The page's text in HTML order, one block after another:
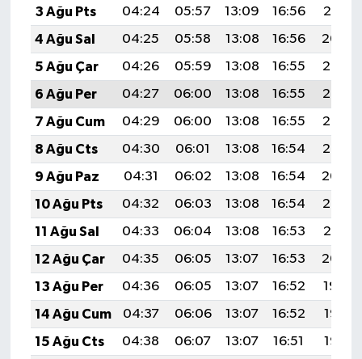
3 Ağu Pts
04:24 05:57 13:09 16:56
20:10
4 Ağu Sal
04:25 05:58 13:08 16:56
20:09
5 Ağu Çar
04:26 05:59 13:08 16:55
20:08
6 Ağu Per
04:27 06:00 13:08 16:55
20:07
7 Ağu Cum
04:29 06:00 13:08 16:55
20:06
8 Ağu Cts
04:30 06:01 13:08 16:54
20:05
9 Ağu Paz
04:31 06:02 13:08 16:54
20:04
10 Ağu Pts
04:32 06:03 13:08 16:54
20:03
11 Ağu Sal
04:33 06:04 13:08 16:53
20:01
12 Ağu Çar
04:35 06:05 13:07 16:53
20:00
13 Ağu Per
04:36 06:05 13:07 16:52
19:59
14 Ağu Cum
04:37 06:06 13:07 16:52
19:58
15 Ağu Cts
04:38 06:07 13:07 16:51
19:57